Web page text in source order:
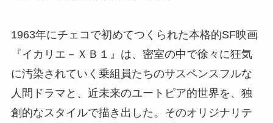
1963年にチェコで初めてつくられた本格的SF映画
『イカリエ－ＸＢ１』は、密室の中で徐々に狂気
に汚染されていく乗組員たちのサスペンスフルな
人間ドラマと、近未来のユートピア的世界を、独
創的なスタイルで描き出した。そのオリジナリテ